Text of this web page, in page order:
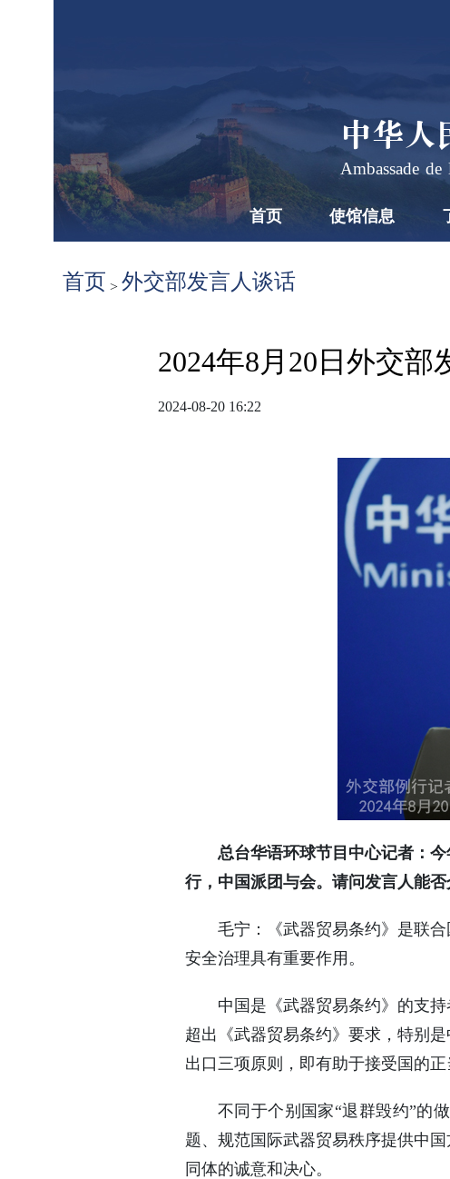
中华人
Ambassade
首页 使馆信息
首页 > 外交部发言人谈话
2024年8月20日外交
2024-08-20 16:22
总台华语环球节目中心记者：
行，中国派团与会。请问发言人能否
毛宁：《武器贸易条约》是联
安全治理具有重要作用。
中国是《武器贸易条约》的支
超出《武器贸易条约》要求，特别
出口三项原则，即有助于接受国的
不同于个别国家“退群毁约”的
题、规范国际武器贸易秩序提供中
同体的诚意和决心。